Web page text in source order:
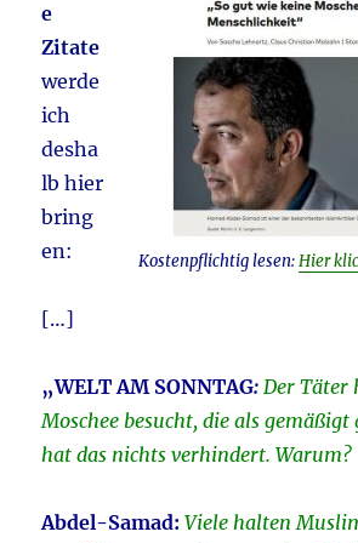
Kostenpflichtig lesen:Hier
e
Zitate
werde
ich
desha
lb hier
bring
en:
[…]
„WELT AM SONNTAG:Der Täter
Moschee besucht, die als gemäßigt
hat das nichts verhindert. Warum?
Abdel-Samad:Viele halten